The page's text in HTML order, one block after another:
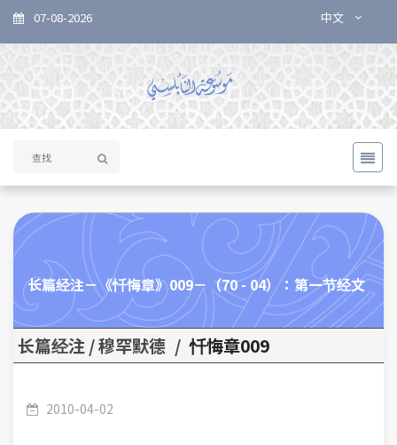
07-08-2026 中文
长篇经注－《忏悔章》009－（70 - 04）：第一节经文
注解 － 忏悔的含义
长篇经注 / 穆罕默德 / 忏悔章009
2010-04-02